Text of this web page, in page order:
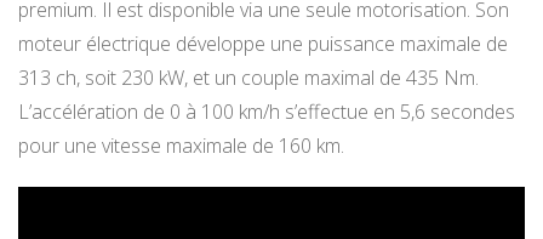
premium. Il est disponible via une seule motorisation. Son
moteur électrique développe une puissance maximale de
313 ch, soit 230 kW, et un couple maximal de 435 Nm.
L’accélération de 0 à 100 km/h s’effectue en 5,6 secondes
pour une vitesse maximale de 160 km.